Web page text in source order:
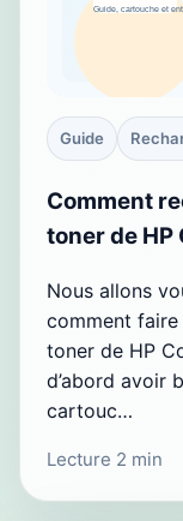
Guide
Comment
toner de
Nous allons
comment
toner de HP
d’abord avoir
cartouc…
Lecture 2 min